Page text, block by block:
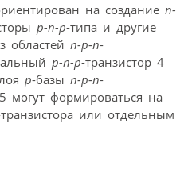
на создание n-
р-n-р-типа и другие
областей n-p-n-
р-n-р-транзистор 4
p-базы n-p-n-
могут формироваться на
или отдельным